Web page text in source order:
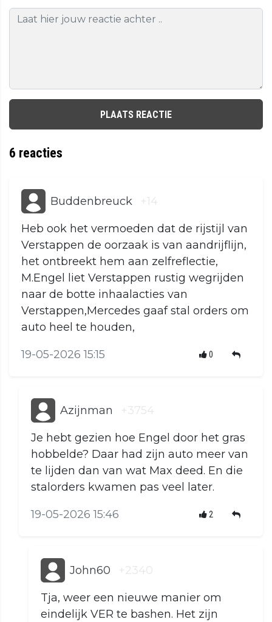
PLAATS REACTIE
6 reacties
Buddenbreuck +14
Heb ook het vermoeden dat de rijstijl van
Verstappen de oorzaak is van aandrijflijn,
het ontbreekt hem aan zelfreflectie,
M.Engel liet Verstappen rustig wegrijden
naar de botte inhaalacties van
Verstappen,Mercedes gaaf stal orders om
auto heel te houden,
19-05-2026 15:15 0
Azijnman +3754
Je hebt gezien hoe Engel door het gras
hobbelde? Daar had zijn auto meer van
te lijden dan van wat Max deed. En die
stalorders kwamen pas veel later.
19-05-2026 15:46 2
John60 +2340
Tja, weer een nieuwe manier om
eindelijk VER te bashen. Het zijn